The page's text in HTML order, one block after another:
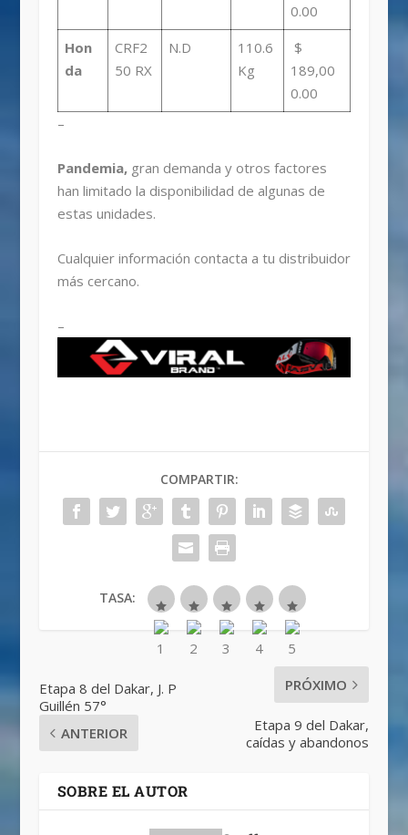
0.00
Hon
da
CRF2
50 RX
N.D
110.6
Kg
$
189,00
0.00
–
Pandemia,gran demanda y otros factores
han limitado la disponibilidad de algunas de
estas unidades.
Cualquier información contacta a tu distribuidor
más cercano.
–
COMPARTIR:
TASA:
Etapa 8 del Dakar, J. P
Guillén 57°
ANTERIOR
PRÓXIMO
Etapa 9 del Dakar,
caídas y abandonos
SOBRE EL AUTOR